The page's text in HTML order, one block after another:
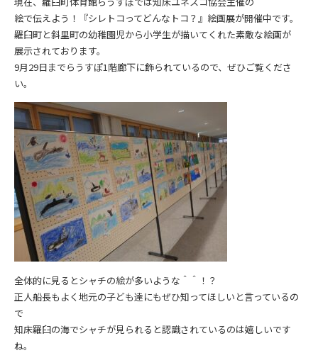
絵で伝えよう！『シレトコってどんなトコ？』絵画展が開催中です。
羅臼町と斜里町の幼稚園児から小学生が描いてくれた素敵な絵画が
展示されております。
9月29日までらうすぽ1階廊下に飾られているので、ぜひご覧くださ
い。
全体的に見るとシャチの絵が多いような＾＾！？
正人船長もよく地元の子ども達にもぜひ知ってほしいと言っているの
で
知床羅臼の海でシャチが見られると認識されているのは嬉しいです
ね。